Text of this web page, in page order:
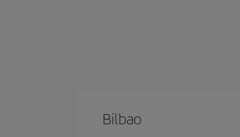
Bilbao